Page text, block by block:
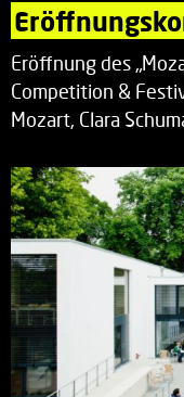
Eröffnung des
Competition &
Mozart, Clara